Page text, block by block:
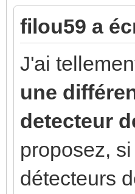
filou59 a
J'ai
une
detecteur
proposez,
détecteurs